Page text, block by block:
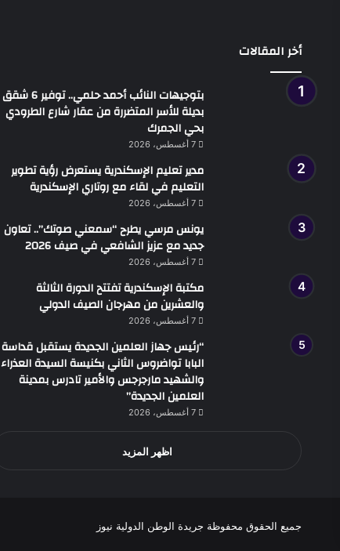
أخر المقالات
بتوجيهات النائب أحمد حلمي.. توفير 6 شقق
بديلة للأسر المتضررة من عقار شارع الطرودي
بحي الجمرك
7 أغسطس، 2026
مدير تعليم الإسكندرية يستعرض رؤية تطوير
التعليم في لقاء مع روتاري الإسكندرية
7 أغسطس، 2026
يونس مرسي يطرح “سمعني صوتك”.. تعاون
جديد مع عزيز الشافعي في صيف 2026
7 أغسطس، 2026
مكتبة الإسكندرية تفتتح الدورة الثالثة
والعشرين من مهرجان الصيف الدولي
7 أغسطس، 2026
“رئيس جهاز العلمين الجديدة يستقبل قداسة
البابا تواضروس الثاني بكنيسة السيدة العذراء
والشهيد مارجرجس والأمير تادرس بمدينة
العلمين الجديدة”
7 أغسطس، 2026
اظهر المزيد
جميع الحقوق محفوظة جريدة الوطن الدولية نيوز